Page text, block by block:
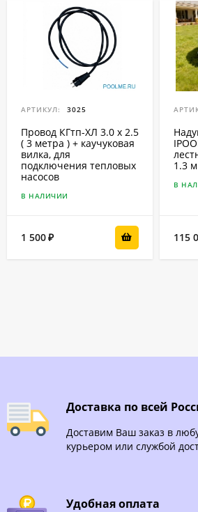
АРТИКУЛ: 3025
Провод КГтп-ХЛ 3.0 x 2.5
( 3 метра ) + каучуковая
вилка, для
подключения тепловых
насосов
В НАЛИЧИИ
1 500₽
1.3 м
В
115
Доставка по всей
Доставим Ваш заказ в
курьером или службой
Удобная оплата